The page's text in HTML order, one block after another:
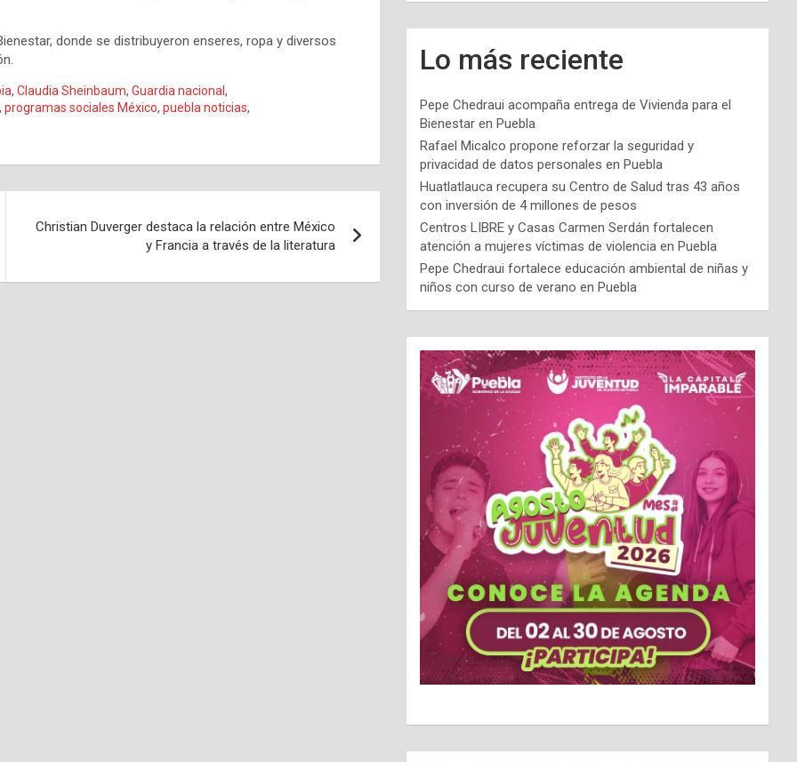
donde se distribuyeron enseres, ropa y diversos
, Claudia Sheinbaum, Guardia nacional,
, programas sociales México, puebla noticias,
Christian Duverger destaca la relación entre México
y Francia a través de la literatura
Lo más reciente
Pepe Chedraui acompaña entrega de Vivienda para el
Bienestar en Puebla
Rafael Micalco propone reforzar la seguridad y
privacidad de datos personales en Puebla
Huatlatlauca recupera su Centro de Salud tras 43 años
con inversión de 4 millones de pesos
Centros LIBRE y Casas Carmen Serdán fortalecen
atención a mujeres víctimas de violencia en Puebla
Pepe Chedraui fortalece educación ambiental de niñas y
niños con curso de verano en Puebla